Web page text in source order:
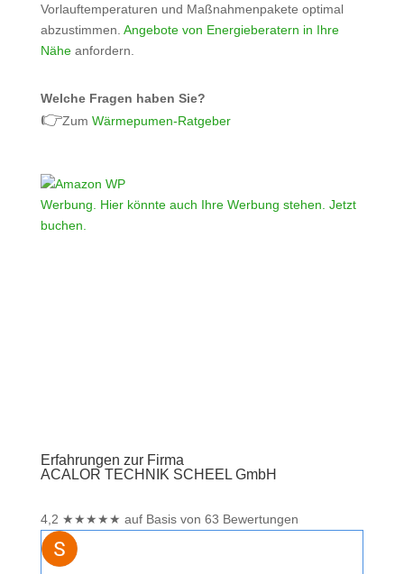
Vorlauftemperaturen und Maßnahmenpakete optimal
abzustimmen. Angebote von Energieberatern in Ihre
Näheanfordern.
Welche Fragen haben Sie?
👉Zum Wärmepumen-Ratgeber
Werbung. Hier könnte auch Ihre Werbung stehen. Jetzt
buchen.
Erfahrungen zur Firma
ACALOR TECHNIK SCHEEL GmbH
4,2 ★★★★★ auf Basis von 63 Bewertungen